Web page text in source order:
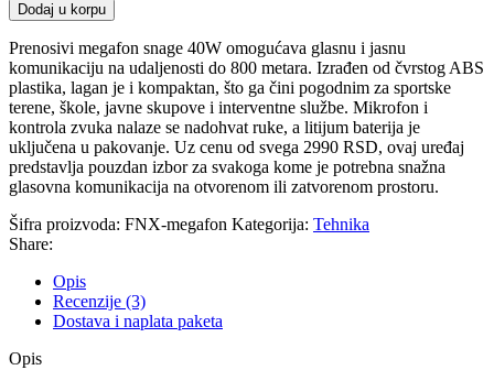
Dodaj u korpu
Prenosivi megafon snage 40W omogućava glasnu i jasnu
komunikaciju na udaljenosti do 800 metara. Izrađen od čvrstog ABS
plastika, lagan je i kompaktan, što ga čini pogodnim za sportske
terene, škole, javne skupove i interventne službe. Mikrofon i
kontrola zvuka nalaze se nadohvat ruke, a litijum baterija je
uključena u pakovanje. Uz cenu od svega 2990 RSD, ovaj uređaj
predstavlja pouzdan izbor za svakoga kome je potrebna snažna
glasovna komunikacija na otvorenom ili zatvorenom prostoru.
Šifra proizvoda: FNX-megafon Kategorija: Tehnika
Share:
Opis
Recenzije (3)
Dostava i naplata paketa
Opis